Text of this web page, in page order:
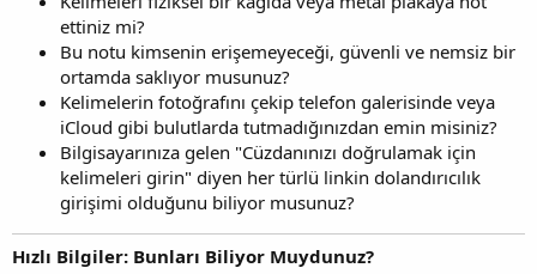
ettiniz mi?
Bu notu kimsenin erişemeyeceği, güvenli ve nemsiz bir
ortamda saklıyor musunuz?
Kelimelerin fotoğrafını çekip telefon galerisinde veya
iCloud gibi bulutlarda tutmadığınızdan emin misiniz?
Bilgisayarınıza gelen "Cüzdanınızı doğrulamak için
kelimeleri girin" diyen her türlü linkin dolandırıcılık
girişimi olduğunu biliyor musunuz?
Hızlı Bilgiler: Bunları Biliyor Muydunuz?